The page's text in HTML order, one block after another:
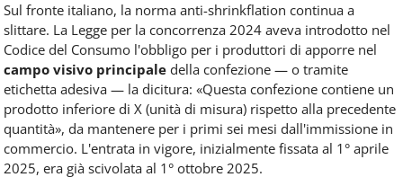
Sul fronte italiano, la norma anti-shrinkflation continua a
slittare. La Legge per la concorrenza 2024 aveva introdotto nel
Codice del Consumo l'obbligo per i produttori di apporre nel
campo visivo principale della confezione — o tramite
etichetta adesiva — la dicitura: «Questa confezione contiene un
prodotto inferiore di X (unità di misura) rispetto alla precedente
quantità», da mantenere per i primi sei mesi dall'immissione in
commercio. L'entrata in vigore, inizialmente fissata al 1° aprile
2025, era già scivolata al 1° ottobre 2025.